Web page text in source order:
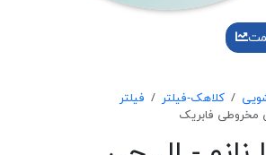
کلاهک-فیلتر
فیلتر
مخروطی فابريک